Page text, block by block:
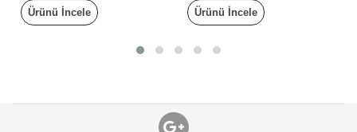
Ürünü İncele Ürünü İncele